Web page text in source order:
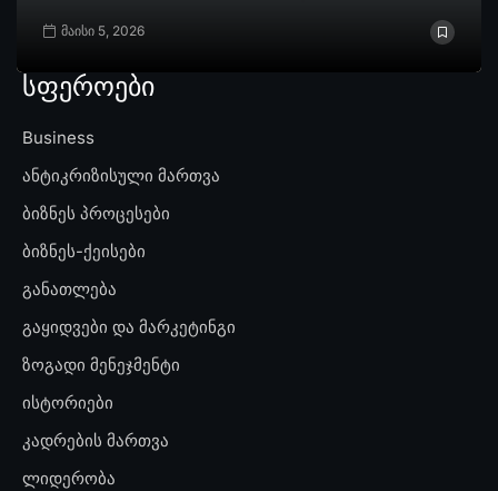
მაისი 5, 2026
სფეროები
Business
ანტიკრიზისული მართვა
ბიზნეს პროცესები
ბიზნეს-ქეისები
განათლება
გაყიდვები და მარკეტინგი
ზოგადი მენეჯმენტი
ისტორიები
კადრების მართვა
ლიდერობა